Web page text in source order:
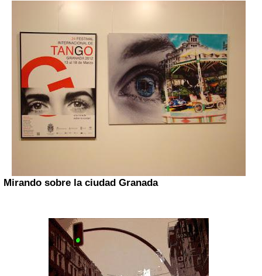
Mirando sobre la ciudad Granada